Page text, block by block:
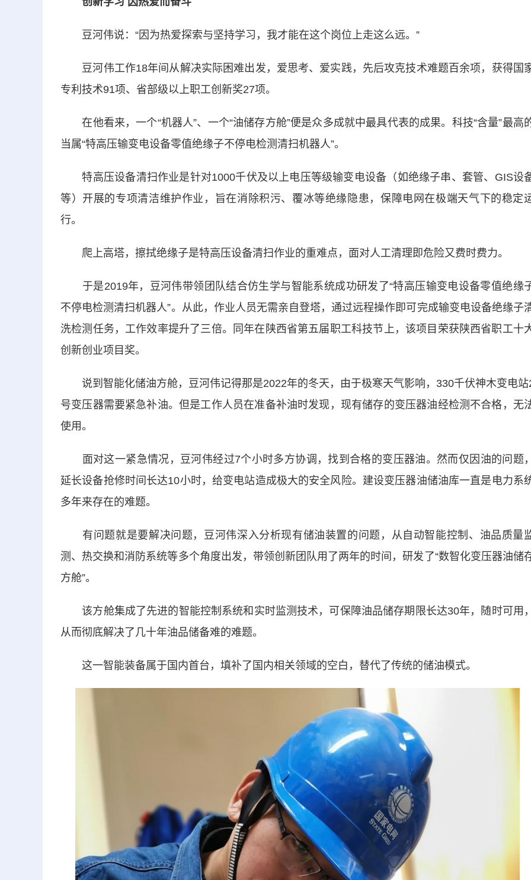
豆河伟说：“因为热爱探索与坚持学习，我才能在这个岗位上走这么远。”
豆河伟工作18年间从解决实际困难出发，爱思考、爱实践，先后攻克技术难题百余项，获得国
专利技术91项、省部级以上职工创新奖27项。
在他看来，一个“机器人”、一个“油储存方舱”便是众多成就中最具代表的成果。科技“含量”最高
当属“特高压输变电设备零值绝缘子不停电检测清扫机器人”。
特高压设备清扫作业是针对1000千伏及以上电压等级输变电设备（如绝缘子串、套管、GIS设
等）开展的专项清洁维护作业，旨在消除积污、覆冰等绝缘隐患，保障电网在极端天气下的稳定
行。
爬上高塔，擦拭绝缘子是特高压设备清扫作业的重难点，面对人工清理即危险又费时费力。
于是2019年，豆河伟带领团队结合仿生学与智能系统成功研发了“特高压输变电设备零值绝缘
不停电检测清扫机器人”。从此，作业人员无需亲自登塔，通过远程操作即可完成输变电设备绝缘子
洗检测任务，工作效率提升了三倍。同年在陕西省第五届职工科技节上，该项目荣获陕西省职工十
创新创业项目奖。
说到智能化储油方舱，豆河伟记得那是2022年的冬天，由于极寒天气影响，330千伏神木变电站
号变压器需要紧急补油。但是工作人员在准备补油时发现，现有储存的变压器油经检测不合格，无
使用。
面对这一紧急情况，豆河伟经过7个小时多方协调，找到合格的变压器油。然而仅因油的问题，
延长设备抢修时间长达10小时，给变电站造成极大的安全风险。建设变压器油储油库一直是电力系
多年来存在的难题。
有问题就是要解决问题，豆河伟深入分析现有储油装置的问题，从自动智能控制、油品质量
测、热交换和消防系统等多个角度出发，带领创新团队用了两年的时间，研发了“数智化变压器油储
方舱”。
该方舱集成了先进的智能控制系统和实时监测技术，可保障油品储存期限长达30年，随时可用，
从而彻底解决了几十年油品储备难的难题。
这一智能装备属于国内首台，填补了国内相关领域的空白，替代了传统的储油模式。